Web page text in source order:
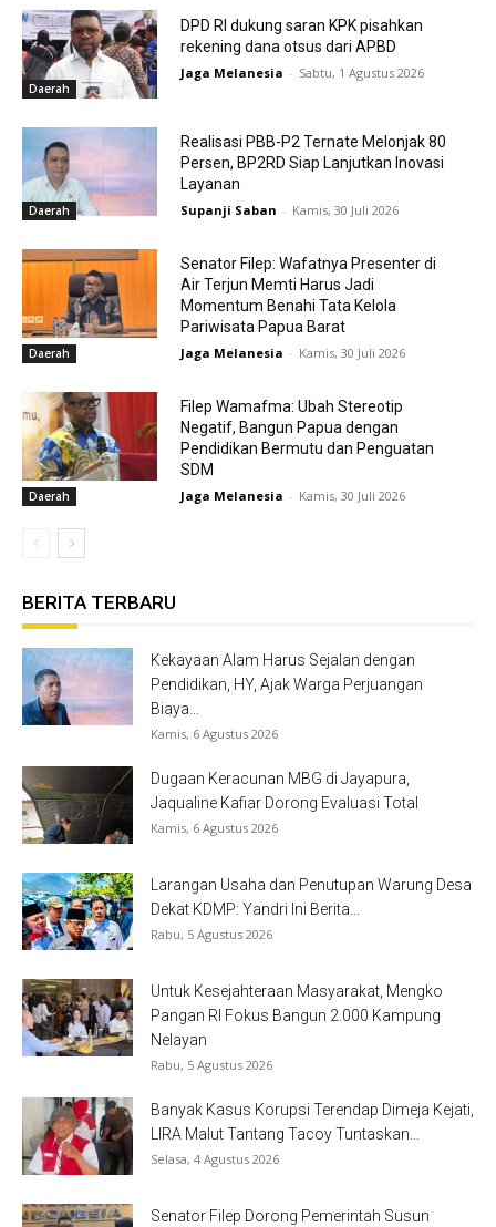
Daerah
DPD RI dukung saran KPK pisahkan
rekening dana otsus dari APBD
Jaga Melanesia - Sabtu, 1 Agustus 2026
Daerah
Realisasi PBB-P2 Ternate Melonjak 80
Persen, BP2RD Siap Lanjutkan Inovasi
Layanan
Supanji Saban - Kamis, 30 Juli 2026
Daerah
Senator Filep: Wafatnya Presenter di
Air Terjun Memti Harus Jadi
Momentum Benahi Tata Kelola
Pariwisata Papua Barat
Jaga Melanesia - Kamis, 30 Juli 2026
Daerah
Filep Wamafma: Ubah Stereotip
Negatif, Bangun Papua dengan
Pendidikan Bermutu dan Penguatan
SDM
Jaga Melanesia - Kamis, 30 Juli 2026
BERITA TERBARU
Kekayaan Alam Harus Sejalan dengan
Pendidikan, HY, Ajak Warga Perjuangan
Biaya...
Kamis, 6 Agustus 2026
Dugaan Keracunan MBG di Jayapura,
Jaqualine Kafiar Dorong Evaluasi Total
Kamis, 6 Agustus 2026
Larangan Usaha dan Penutupan Warung Desa
Dekat KDMP: Yandri Ini Berita...
Rabu, 5 Agustus 2026
Untuk Kesejahteraan Masyarakat, Mengko
Pangan RI Fokus Bangun 2.000 Kampung
Nelayan
Rabu, 5 Agustus 2026
Banyak Kasus Korupsi Terendap Dimeja Kejati,
LIRA Malut Tantang Tacoy Tuntaskan...
Selasa, 4 Agustus 2026
Senator Filep Dorong Pemerintah Susun